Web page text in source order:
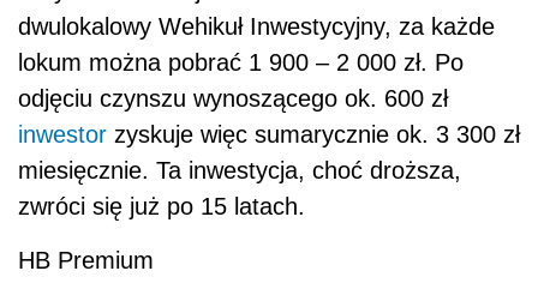
dwulokalowy Wehikuł Inwestycyjny, za każde
lokum można pobrać 1 900 – 2 000 zł. Po
odjęciu czynszu wynoszącego ok. 600 zł
inwestor zyskuje więc sumarycznie ok. 3 300 zł
miesięcznie. Ta inwestycja, choć droższa,
zwróci się już po 15 latach.
HB Premium